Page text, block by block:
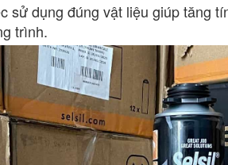
sử dụng đúng vật liệu giúp tăng
trình.